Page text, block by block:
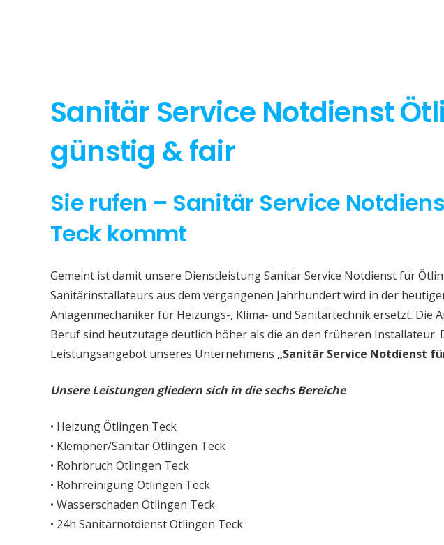
Sanitär Service Notdienst
günstig & fair
Sie rufen – Sanitär Service
Teck kommt
Gemeint ist damit unsere Dienstleistung Sanitär Service Notdienst für
Sanitärinstallateurs aus dem vergangenen Jahrhundert wird in der
Anlagenmechaniker für Heizungs-, Klima- und Sanitärtechnik ersetzt. Die
Beruf sind heutzutage deutlich höher als die an den früheren Installateur.
Leistungsangebot unseres Unternehmens „Sanitär Service Notdienst
Unsere Leistungen gliedern sich in die sechs Bereiche
• Heizung Ötlingen Teck
• Klempner/Sanitär Ötlingen Teck
• Rohrbruch Ötlingen Teck
• Rohrreinigung Ötlingen Teck
• Wasserschaden Ötlingen Teck
• 24h Sanitärnotdienst Ötlingen Teck